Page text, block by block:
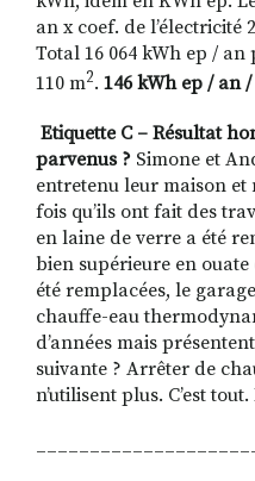
an x coef. de l’électricité
Total 16 064 kWh ep / an
110 m2. 146 kWh ep / an
Etiquette C – Résultat
parvenus ? Simone et
entretenu leur maison et
fois qu’ils ont fait des
en laine de verre a été
bien supérieure en
été remplacées, le
chauffe-eau
d’années mais
suivante ? Arrêter de
n’utilisent plus. C’est